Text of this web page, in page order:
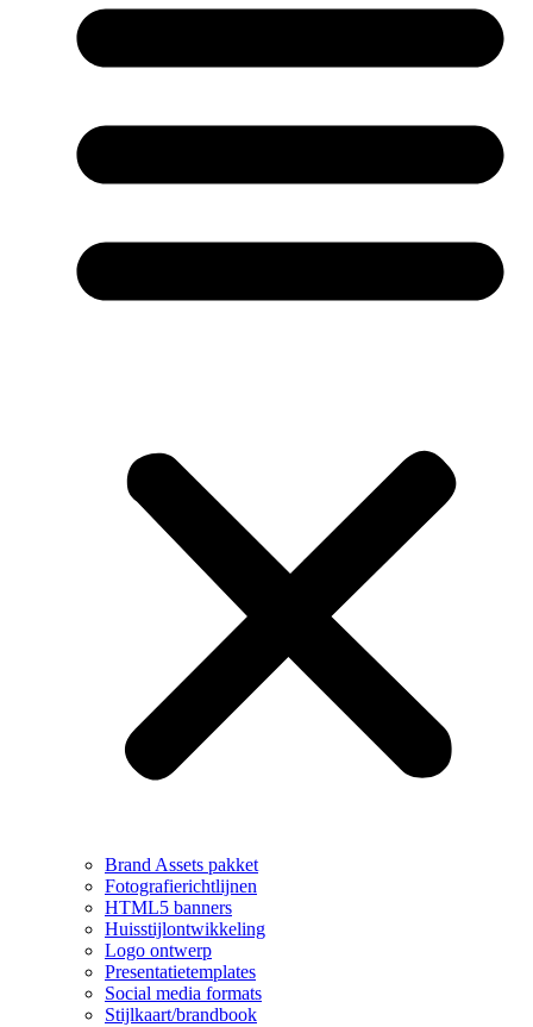
Brand Assets pakket
Fotografierichtlijnen
HTML5 banners
Huisstijlontwikkeling
Logo ontwerp
Presentatietemplates
Social media formats
Stijlkaart/brandbook